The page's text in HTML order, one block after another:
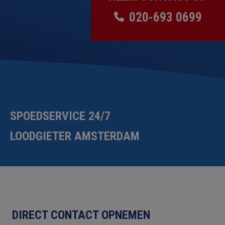
020-693 0699
SPOEDSERVICE 24/7
LOODGIETER AMSTERDAM
DIRECT CONTACT OPNEMEN